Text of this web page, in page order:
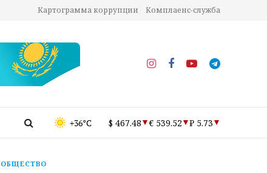
Картограмма коррупции Комплаенс-служба
+36°C $ 467.48 € 539.52 ₽ 5.73
ОБЩЕСТВО